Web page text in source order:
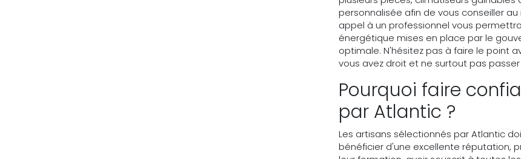
personnalisée afin de vous conseiller
appel à un professionnel vous
énergétique mises en place par le
optimale. N'hésitez pas à faire le point
vous avez droit et ne surtout pas
Pourquoi faire
par Atlantic ?
Les artisans sélectionnés par Atlantic
bénéficier d'une excellente réputation,